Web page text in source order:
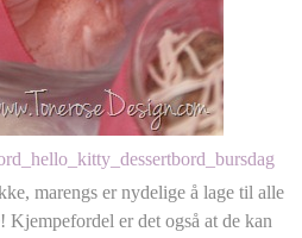
marengs er nydelige å lage til alle
Kjempefordel er det også at de kan